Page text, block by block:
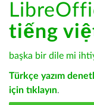
tiếng
başka bir dile mi
Türkçe yazım
için tıklayın.